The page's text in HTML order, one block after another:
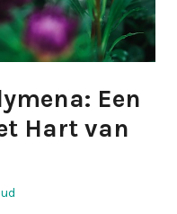
Een
Hart van